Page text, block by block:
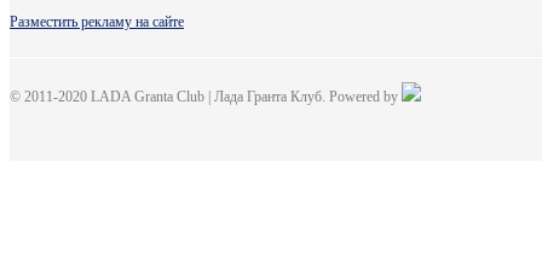
Разместить рекламу на сайте
© 2011-2020 LADA Granta Club | Лада Гранта Клуб. Powered by